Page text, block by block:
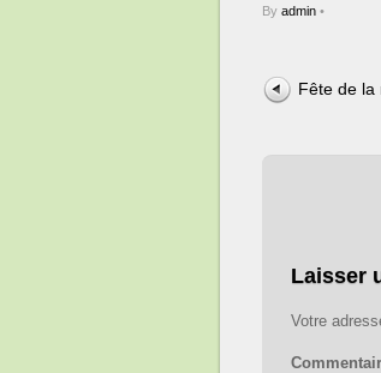
By admin •
Fête de la
Laisser
Votre